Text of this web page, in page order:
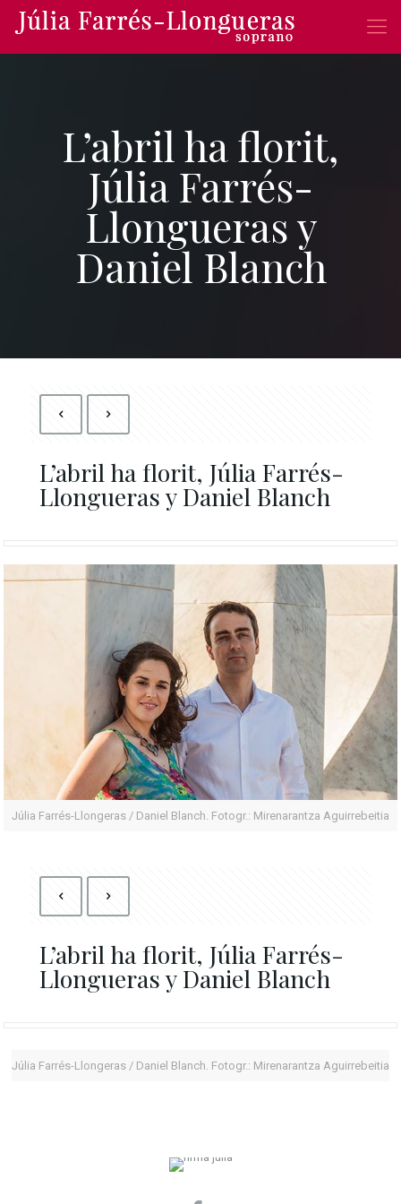
L’abril ha florit,
Júlia Farrés-
Llongueras y
Daniel Blanch
L’abril ha florit, Júlia Farrés-
Llongueras y Daniel Blanch
Júlia Farrés-Llongeras / Daniel Blanch. Fotogr.: Mirenarantza Aguirrebeitia
L’abril ha florit, Júlia Farrés-
Llongueras y Daniel Blanch
Júlia Farrés-Llongeras / Daniel Blanch. Fotogr.: Mirenarantza Aguirrebeitia